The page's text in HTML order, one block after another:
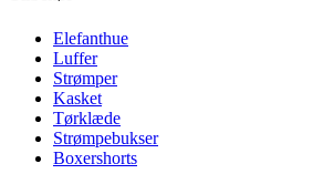
Elefanthue
Luffer
Strømper
Kasket
Tørklæde
Strømpebukser
Boxershorts